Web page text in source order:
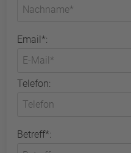
Email*:
Telefon:
Betreff*: